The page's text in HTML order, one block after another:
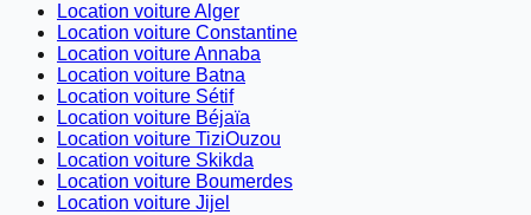
Location voiture Alger
Location voiture Constantine
Location voiture Annaba
Location voiture Batna
Location voiture Sétif
Location voiture Béjaïa
Location voiture TiziOuzou
Location voiture Skikda
Location voiture Boumerdes
Location voiture Jijel